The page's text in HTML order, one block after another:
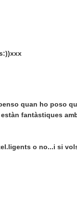
quan ho poso
fantàstiques
o no...i si